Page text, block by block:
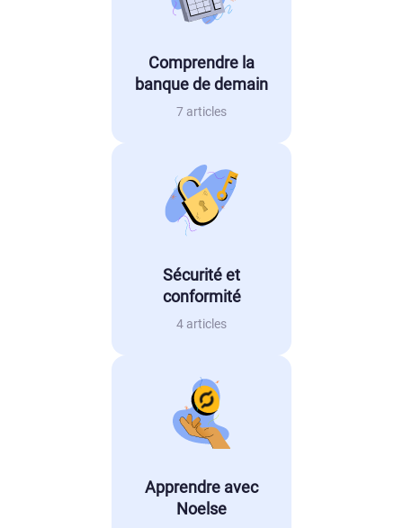
Comprendre la
banque de demain
7 articles
Sécurité et
conformité
4 articles
Apprendre avec
Noelse